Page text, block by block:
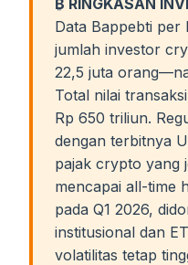
₿ RINGKASAN
Data Bappebti per
jumlah investor
22,5 juta
Total nilai
Rp 650 triliun.
dengan terbitnya
pajak crypto yang
mencapai all-time
pada Q1 2026,
institusional dan
volatilitas tetap